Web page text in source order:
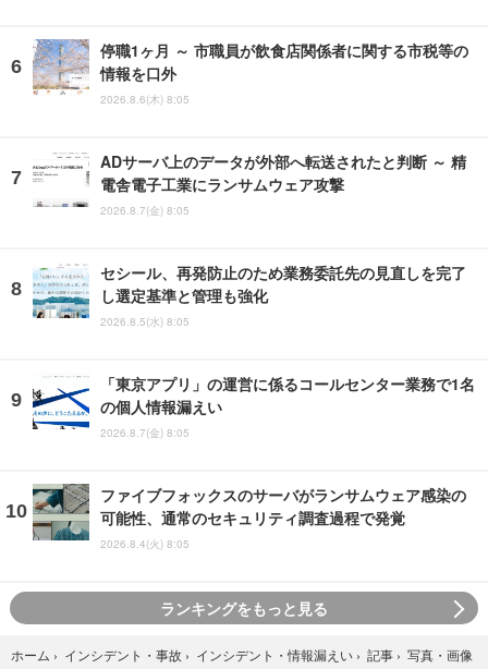
停職1ヶ月 ～ 市職員が飲食店関係者に関する市税等の
情報を口外
2026.8.6(木) 8:05
ADサーバ上のデータが外部へ転送されたと判断 ～ 精
電舎電子工業にランサムウェア攻撃
2026.8.7(金) 8:05
セシール、再発防止のため業務委託先の見直しを完了
し選定基準と管理も強化
2026.8.5(水) 8:05
「東京アプリ」の運営に係るコールセンター業務で1名
の個人情報漏えい
2026.8.7(金) 8:05
ファイブフォックスのサーバがランサムウェア感染の
可能性、通常のセキュリティ調査過程で発覚
2026.8.4(火) 8:05
ランキングをもっと見る
ホーム › インシデント・事故 › インシデント・情報漏えい › 記事 › 写真・画像